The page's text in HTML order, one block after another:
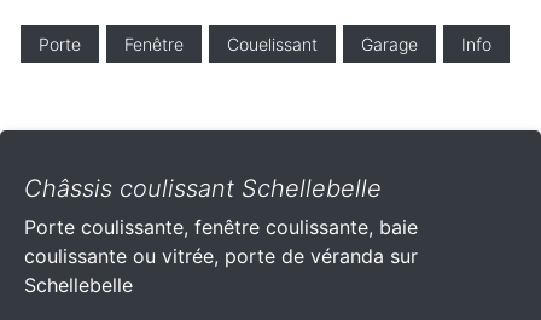
Porte Fenêtre Couelissant Garage Info
Châssis coulissant Schellebelle
Porte coulissante, fenêtre coulissante, baie
coulissante ou vitrée, porte de véranda sur
Schellebelle